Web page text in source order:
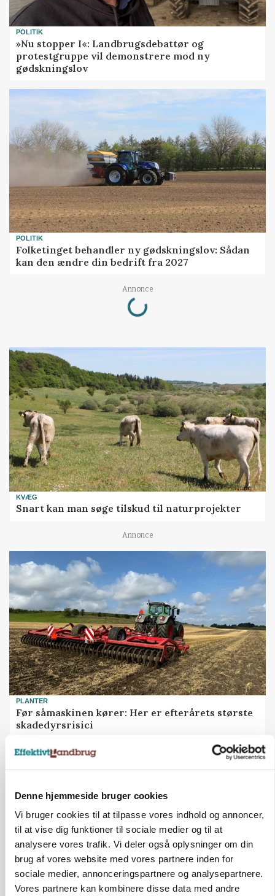
Denne hjemmeside bruger cookies
Vi bruger cookies til at tilpasse vores indhold og annoncer,
til at vise dig funktioner til sociale medier og til at
analysere vores trafik. Vi deler også oplysninger om din
brug af vores website med vores partnere inden for
sociale medier, annonceringspartnere og analysepartnere.
Vores partnere kan kombinere disse data med andre
POLITIK
»Nu stopper I«: Landbrugsdebattør og
protestgruppe vil demonstrere mod ny
gødskningslov
POLITIK
Folketinget behandler ny gødskningslov: Sådan
kan den ændre din bedrift fra 2027
Annonce
Loading...
KVÆG
Snart kan man søge tilskud til naturprojekter
Annonce
PLANTER
Før såmaskinen kører: Her er efterårets største
skadedyrsrisici
avlsbestand
Annonce
Loading...